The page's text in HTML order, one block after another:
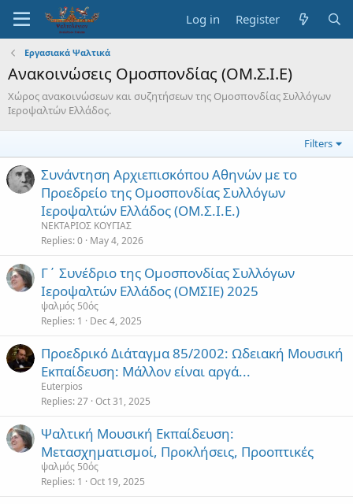
Log in Register
Εργασιακά Ψαλτικά
Ανακοινώσεις Ομοσπονδίας (ΟΜ.Σ.Ι.Ε)
Χώρος ανακοινώσεων και συζητήσεων της Ομοσπονδίας Συλλόγων
Ιεροψαλτών Ελλάδος.
Filters
Συνάντηση Αρχιεπισκόπου Αθηνών με το
Προεδρείο της Ομοσπονδίας Συλλόγων
Ιεροψαλτών Ελλάδος (ΟΜ.Σ.Ι.Ε.)
ΝΕΚΤΑΡΙΟΣ ΚΟΥΓΙΑΣ
Replies 0 May 4, 2026
Γ΄ Συνέδριο της Ομοσπονδίας Συλλόγων
Ιεροψαλτών Ελλάδος (ΟΜΣΙΕ) 2025
ψαλμός 50ός
Replies 1 Dec 4, 2025
Προεδρικό Διάταγμα 85/2002: Ωδειακή Μουσική
Εκπαίδευση: Μάλλον είναι αργά...
Euterpios
Replies 27 Oct 31, 2025
Ψαλτική Μουσική Εκπαίδευση:
Μετασχηματισμοί, Προκλήσεις, Προοπτικές
ψαλμός 50ός
Replies 1 Oct 19, 2025